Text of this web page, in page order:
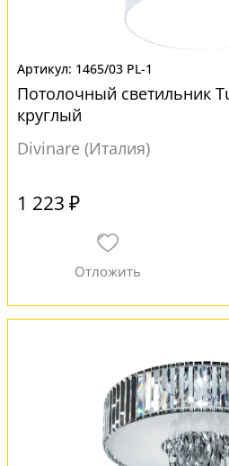
1465/03 PL-1
Потолочный светильник
круглый
Divinare (Италия)
1 223 ₽